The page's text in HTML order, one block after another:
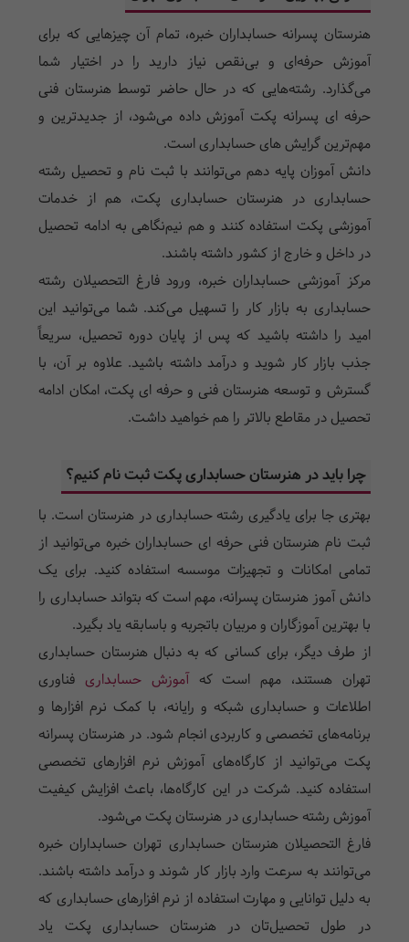
هنرستان پسرانه حسابداران خبره، تمام آن چیزهایی که برای
آموزش حرفه‌ای و بی‌نقص نیاز دارید را در اختیار شما
می‌گذارد. رشته‌هایی که در حال حاضر توسط هنرستان فنی
حرفه ای پسرانه پکت آموزش داده می‌شود، از جدیدترین و
مهم‌ترین گرایش های حسابداری است.
دانش آموزان پایه دهم می‌توانند با ثبت نام و تحصیل رشته
حسابداری در هنرستان حسابداری پکت، هم از خدمات
آموزشی پکت استفاده کنند و هم نیم‌نگاهی به ادامه تحصیل
در داخل و خارج از کشور داشته باشند.
مرکز آموزشی حسابداران خبره، ورود فارغ التحصیلان رشته
حسابداری به بازار کار را تسهیل می‌کند. شما می‌توانید این
امید را داشته باشید که پس از پایان دوره تحصیل، سریعاً
جذب بازار کار شوید و درآمد داشته باشید. علاوه بر آن، با
گسترش و توسعه هنرستان فنی و حرفه ای پکت، امکان ادامه
تحصیل در مقاطع بالاتر را هم خواهید داشت.
چرا باید در هنرستان حسابداری پکت ثبت نام کنیم؟
بهتری جا برای یادگیری رشته حسابداری در هنرستان است. با
ثبت نام هنرستان فنی حرفه ای حسابداران خبره می‌توانید از
تمامی امکانات و تجهیزات موسسه استفاده کنید. برای یک
دانش آموز هنرستان پسرانه، مهم است که بتواند حسابداری را
با بهترین آموزگاران و مربیان باتجربه و باسابقه یاد بگیرد.
از طرف دیگر، برای کسانی که به دنبال هنرستان حسابداری
تهران هستند، مهم است کهآموزش حسابداریفناوری
اطلاعات و حسابداری شبکه و رایانه، با کمک نرم افزارها و
برنامه‌های تخصصی و کاربردی انجام شود. در هنرستان پسرانه
پکت می‌توانید از کارگاه‌های آموزش نرم افزارهای تخصصی
استفاده کنید. شرکت در این کارگاه‌ها، باعث افزایش کیفیت
آموزش رشته حسابداری در هنرستان پکت می‌شود.
فارغ التحصیلان هنرستان حسابداری تهران حسابداران خبره
می‌توانند به سرعت وارد بازار کار شوند و درآمد داشته باشند.
به دلیل توانایی و مهارت استفاده از نرم افزارهای حسابداری که
در طول تحصیل‌تان در هنرستان حسابداری پکت یاد